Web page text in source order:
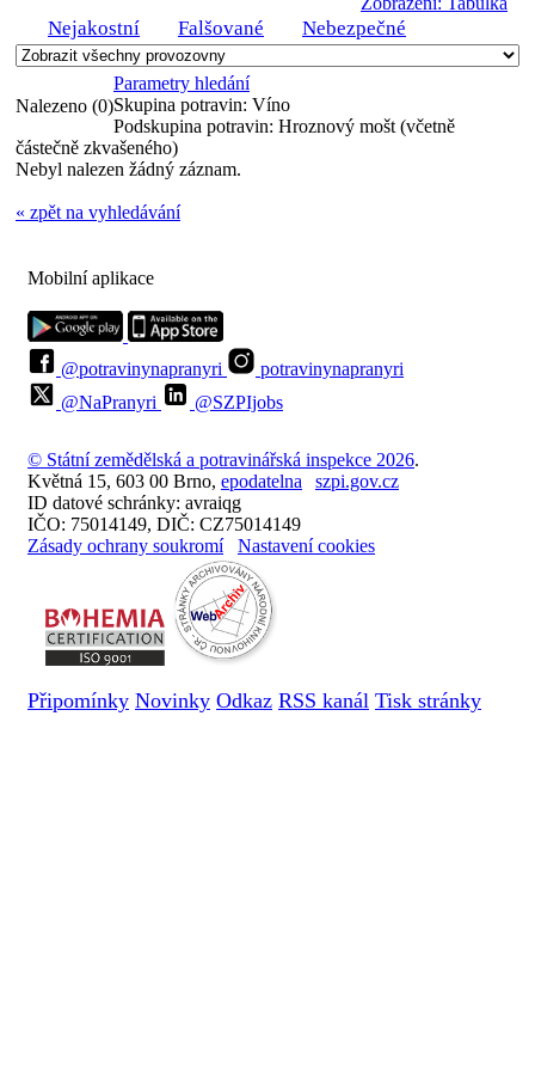
Nejakostní Falšované Nebezpečné
Nalezeno (0)
Parametry hledání
Skupina potravin: Víno
Podskupina potravin: Hroznový mošt (včetně
částečně zkvašeného)
Nebyl nalezen žádný záznam.
« zpět na vyhledávání
Mobilní aplikace
@potravinynapranyri
potravinynapranyri
@NaPranyri
@SZPIjobs
© Státní zemědělská a potravinářská inspekce 2026.
Květná 15, 603 00 Brno, epodatelna
szpi.gov.cz
ID datové schránky: avraiqg
IČO: 75014149, DIČ: CZ75014149
Zásady ochrany soukromí
Nastavení cookies
Připomínky Novinky Odkaz RSS kanál Tisk stránky